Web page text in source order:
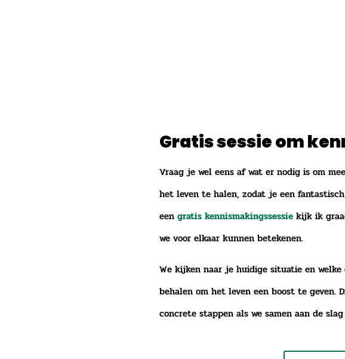
Gratis sessie om
Vraag je wel eens af wat er nodig is om
het leven te halen, zodat je een
een gratis kennismakingssessiekijk ik
we voor elkaar kunnen betekenen.
We kijken naar je huidige situatie en
behalen om het leven een boost te geven.
concrete stappen als we samen aan de